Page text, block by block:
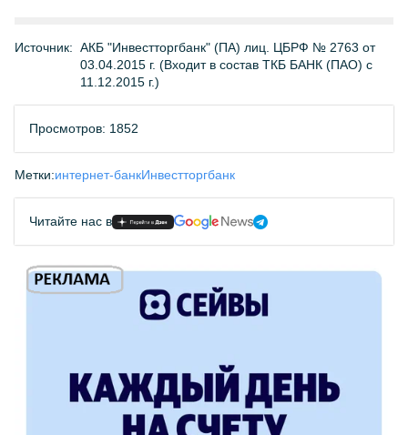
Источник: АКБ "Инвестторгбанк" (ПА) лиц. ЦБРФ № 2763 от
03.04.2015 г. (Входит в состав ТКБ БАНК (ПАО) с
11.12.2015 г.)
Просмотров: 1852
Метки:интернет-банкИнвестторгбанк
Читайте нас в